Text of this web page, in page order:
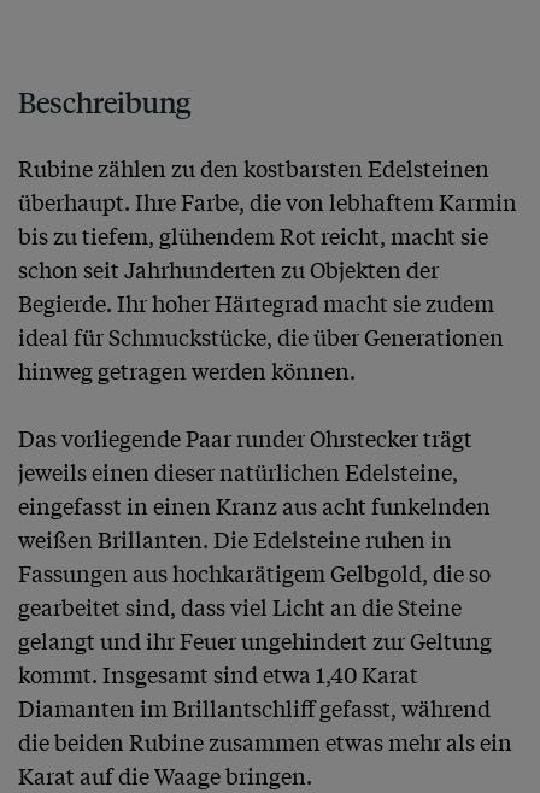
Beschreibung
Rubine zählen zu den kostbarsten Edelsteinen
überhaupt. Ihre Farbe, die von lebhaftem Karmin
bis zu tiefem, glühendem Rot reicht, macht sie
schon seit Jahrhunderten zu Objekten der
Begierde. Ihr hoher Härtegrad macht sie zudem
ideal für Schmuckstücke, die über Generationen
hinweg getragen werden können.
Das vorliegende Paar runder Ohrstecker trägt
jeweils einen dieser natürlichen Edelsteine,
eingefasst in einen Kranz aus acht funkelnden
weißen Brillanten. Die Edelsteine ruhen in
Fassungen aus hochkarätigem Gelbgold, die so
gearbeitet sind, dass viel Licht an die Steine
gelangt und ihr Feuer ungehindert zur Geltung
kommt. Insgesamt sind etwa 1,40 Karat
Diamanten im Brillantschliff gefasst, während
die beiden Rubine zusammen etwas mehr als ein
Karat auf die Waage bringen.